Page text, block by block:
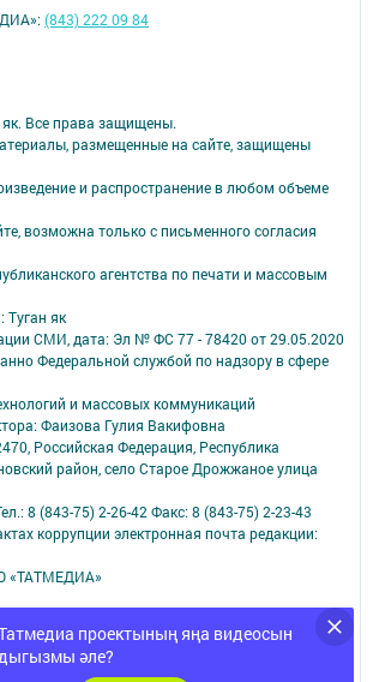
проектының яңа видеосын
әле?
Все права защищены.
размещенные на сайте, защищены
и распространение в любом объеме
возможна только с письменного согласия
агентства по печати и массовым
як
СМИ, дата: Эл № ФС 77 - 78420 от 29.05.2020
Федеральной службой по надзору в сфере
и массовых коммуникаций
Фаизова Гулия Вакифовна
Российская Федерация, Республика
район, село Старое Дрожжаное улица
8 (843-75) 2-26-42 Факс: 8 (843-75) 2-23-43
коррупции электронная почта редакции:
«ТАТМЕДИА»
«cookie»для персонализации сервисов и
сайтом.
(843) 222 09 84